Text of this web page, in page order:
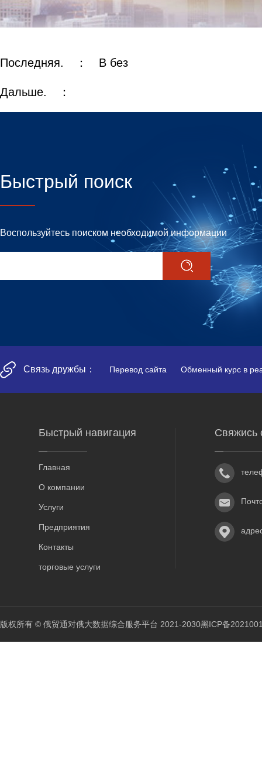
Последняя. ： В без
Дальше. ：
Быстрый поиск
Воспользуйтесь поиском необходимой информации
Связь дружбы： Перевод сайта Обменный курс в
Быстрый навигация
Главная
О компании
Услуги
Предприятия
Контакты
торговые услуги
Свяжись
版权所有 © 俄贸通对俄大数据综合服务平台 2021-2030黑ICP备